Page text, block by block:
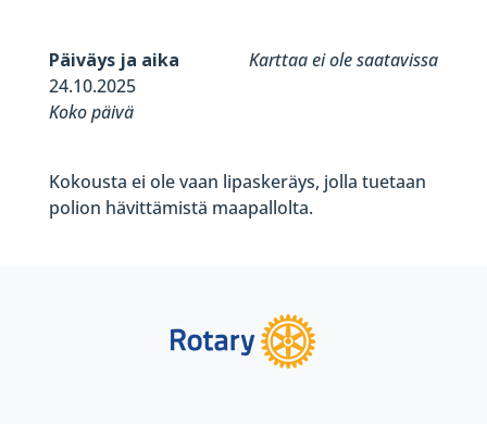
Karttaa ei ole saatavissa
Päiväys ja aika
24.10.2025
Koko päivä
Kokousta ei ole vaan lipaskeräys, jolla tuetaan
polion hävittämistä maapallolta.